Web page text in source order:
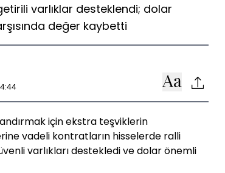
varlıklar desteklendi; dolar
değer kaybetti
için ekstra teşviklerin
vadeli kontratların hisselerde ralli
varlıkları destekledi ve dolar önemli